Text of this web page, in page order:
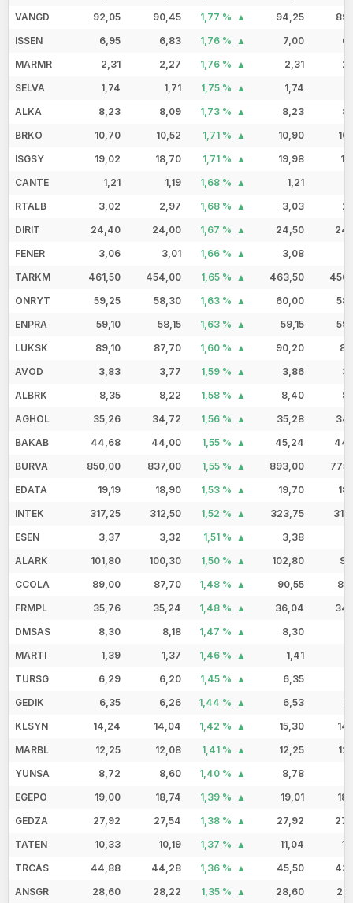
VANGD
92,05 90,45 1,77 % 94,25
ISSEN
6,95 6,83 1,76 % 7,00
MARMR
2,31 2,27 1,76 % 2,31
SELVA
1,74 1,71 1,75 % 1,74
ALKA
8,23 8,09 1,73 % 8,23
BRKO
10,70 10,52 1,71 % 10,90
ISGSY
19,02 18,70 1,71 % 19,98
CANTE
1,21 1,19 1,68 % 1,21
RTALB
3,02 2,97 1,68 % 3,03
DIRIT
24,40 24,00 1,67 % 24,50
FENER
3,06 3,01 1,66 % 3,08
TARKM
461,50 454,00 1,65 % 463,50
ONRYT
59,25 58,30 1,63 % 60,00
ENPRA
59,10 58,15 1,63 % 59,15
LUKSK
89,10 87,70 1,60 % 90,20
AVOD
3,83 3,77 1,59 % 3,86
ALBRK
8,35 8,22 1,58 % 8,40
AGHOL
35,26 34,72 1,56 % 35,28
BAKAB
44,68 44,00 1,55 % 45,24
BURVA
850,00 837,00 1,55 % 893,00
EDATA
19,19 18,90 1,53 % 19,70
INTEK
317,25 312,50 1,52 % 323,75
ESEN
3,37 3,32 1,51 % 3,38
ALARK
101,80 100,30 1,50 % 102,80
CCOLA
89,00 87,70 1,48 % 90,55
FRMPL
35,76 35,24 1,48 % 36,04
DMSAS
8,30 8,18 1,47 % 8,30
MARTI
1,39 1,37 1,46 % 1,41
TURSG
6,29 6,20 1,45 % 6,35
GEDIK
6,35 6,26 1,44 % 6,53
KLSYN
14,24 14,04 1,42 % 15,30
MARBL
12,25 12,08 1,41 % 12,25
YUNSA
8,72 8,60 1,40 % 8,78
EGEPO
19,00 18,74 1,39 % 19,01
GEDZA
27,92 27,54 1,38 % 27,92
TATEN
10,33 10,19 1,37 % 11,04
TRCAS
44,88 44,28 1,36 % 45,50
ANSGR
28,60 28,22 1,35 % 28,60